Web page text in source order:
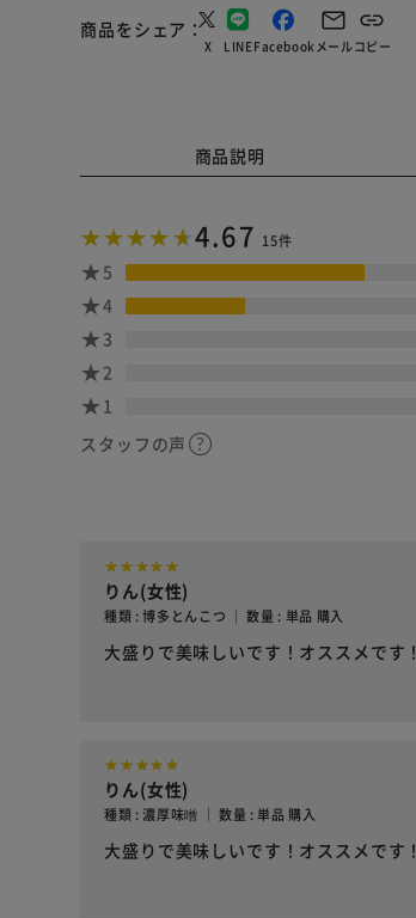
商品をシェア
X LINEFacebook メールコピー
商品説明
4.67 15件
5
4
3
2
1
スタッフの声
りん(女性)
種類 : 博多とんこつ ｜ 数量 : 単品 購入
大盛りで美味しいです！オススメです！
りん(女性)
種類 : 濃厚味噌 ｜ 数量 : 単品 購入
大盛りで美味しいです！オススメです！